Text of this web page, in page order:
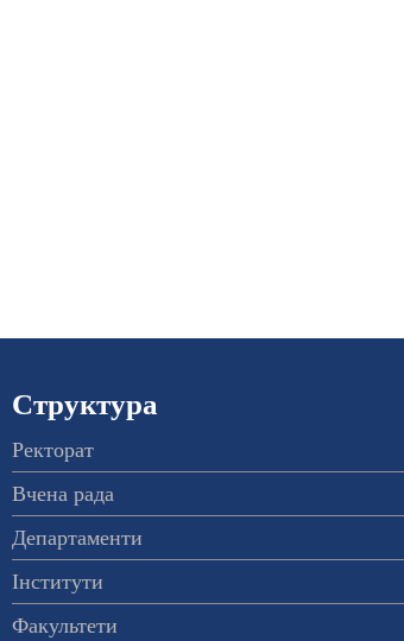
Структура
Ректорат
Вчена рада
Департаменти
Інститути
Факультети